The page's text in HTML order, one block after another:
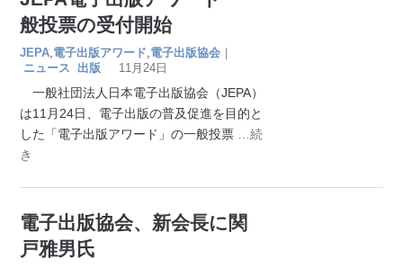
般投票の受付開始
JEPA 電子出版アワード 電子出版協会 ｜
ニュース
出版 11月24日
一般社団法人日本電子出版協会（JEPA）
は11月24日、電子出版の普及促進を目的と
した「電子出版アワード」の一般投票
…続
き
電子出版協会、新会長に関
戸雅男氏